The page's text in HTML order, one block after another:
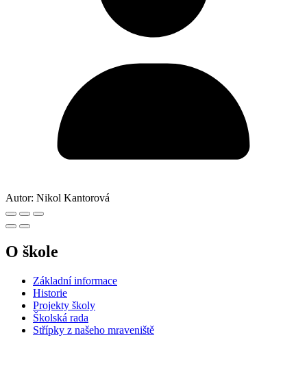
Autor: Nikol Kantorová
O škole
Základní informace
Historie
Projekty školy
Školská rada
Střípky z našeho mraveniště